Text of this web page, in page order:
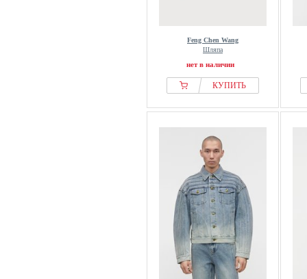
Feng Chen Wang
Шляпа
нет в наличии
КУПИТЬ